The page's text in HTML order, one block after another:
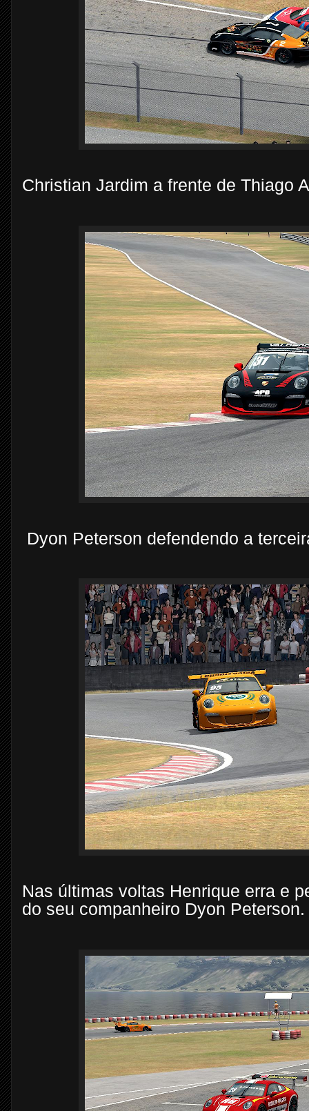
Christian Jardim a frente de Thiago
Dyon Peterson defendendo a
Nas últimas voltas Henrique erra e
do seu companheiro Dyon Peterson.